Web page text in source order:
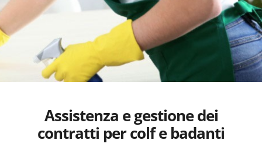
Assistenza e gestione dei
contratti per colf e badanti